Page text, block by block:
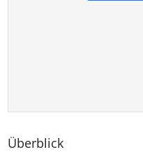
Überblick